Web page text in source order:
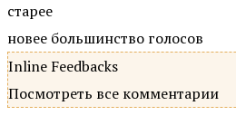
старее
новее большинство голосов
Inline Feedbacks
Посмотреть все комментарии